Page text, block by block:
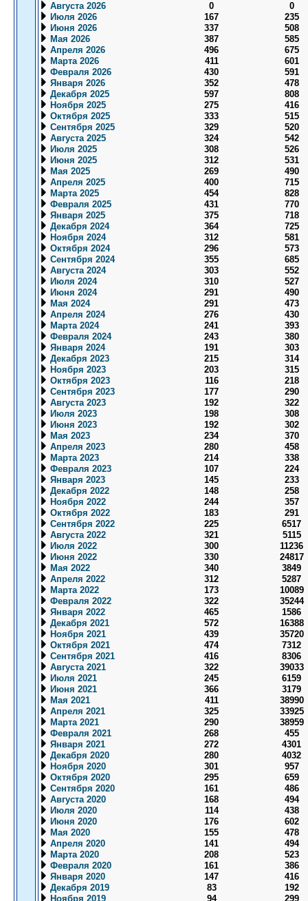
Августа 2026
0
0
Июля 2026
167
235
Июня 2026
337
508
Мая 2026
387
585
Апреля 2026
496
675
Марта 2026
411
601
Февраля 2026
430
591
Января 2026
352
478
Декабря 2025
597
808
Ноября 2025
275
416
Октября 2025
333
515
Сентября 2025
329
520
Августа 2025
324
542
Июля 2025
308
526
Июня 2025
312
531
Мая 2025
269
490
Апреля 2025
400
715
Марта 2025
454
828
Февраля 2025
431
770
Января 2025
375
718
Декабря 2024
364
725
Ноября 2024
312
581
Октября 2024
296
573
Сентября 2024
355
685
Августа 2024
303
552
Июля 2024
310
527
Июня 2024
291
490
Мая 2024
291
473
Апреля 2024
276
430
Марта 2024
241
393
Февраля 2024
243
380
Января 2024
191
303
Декабря 2023
215
314
Ноября 2023
203
315
Октября 2023
116
218
Сентября 2023
177
290
Августа 2023
192
322
Июля 2023
198
308
Июня 2023
192
302
Мая 2023
234
370
Апреля 2023
280
458
Марта 2023
214
338
Февраля 2023
107
224
Января 2023
145
233
Декабря 2022
148
258
Ноября 2022
244
357
Октября 2022
183
291
Сентября 2022
225
6517
Августа 2022
321
5115
Июля 2022
300
11236
Июня 2022
330
24817
Мая 2022
340
3849
Апреля 2022
312
5287
Марта 2022
173
10089
Февраля 2022
322
35244
Января 2022
465
1586
Декабря 2021
572
16388
Ноября 2021
439
35720
Октября 2021
474
7312
Сентября 2021
416
8306
Августа 2021
322
39033
Июля 2021
245
6159
Июня 2021
366
3179
Мая 2021
411
38990
Апреля 2021
325
33925
Марта 2021
290
38959
Февраля 2021
268
455
Января 2021
272
4301
Декабря 2020
280
4032
Ноября 2020
301
957
Октября 2020
295
659
Сентября 2020
161
486
Августа 2020
168
494
Июля 2020
114
438
Июня 2020
176
602
Мая 2020
155
478
Апреля 2020
141
494
Марта 2020
208
523
Февраля 2020
161
386
Января 2020
147
416
Декабря 2019
83
192
Ноября 2019
94 299